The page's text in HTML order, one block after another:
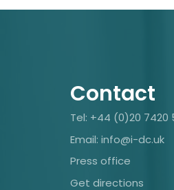
Contact
Tel: +44 (0)20 7420
Email: info@i-dc.uk
Press office
Get directions